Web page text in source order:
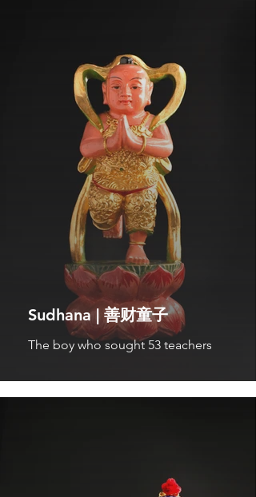
Sudhana | 善财童子
The boy who sought 53 teachers